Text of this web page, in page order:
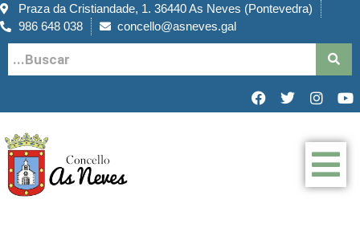
Praza da Cristiandade, 1. 36440 As Neves (Pontevedra)
986 648 038
concello@asneves.gal